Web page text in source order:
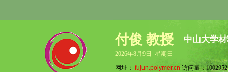
付俊 教授 中山大学
2026年8月9日 星期日
网址： fujun.polymer.cn 访问量：1002952